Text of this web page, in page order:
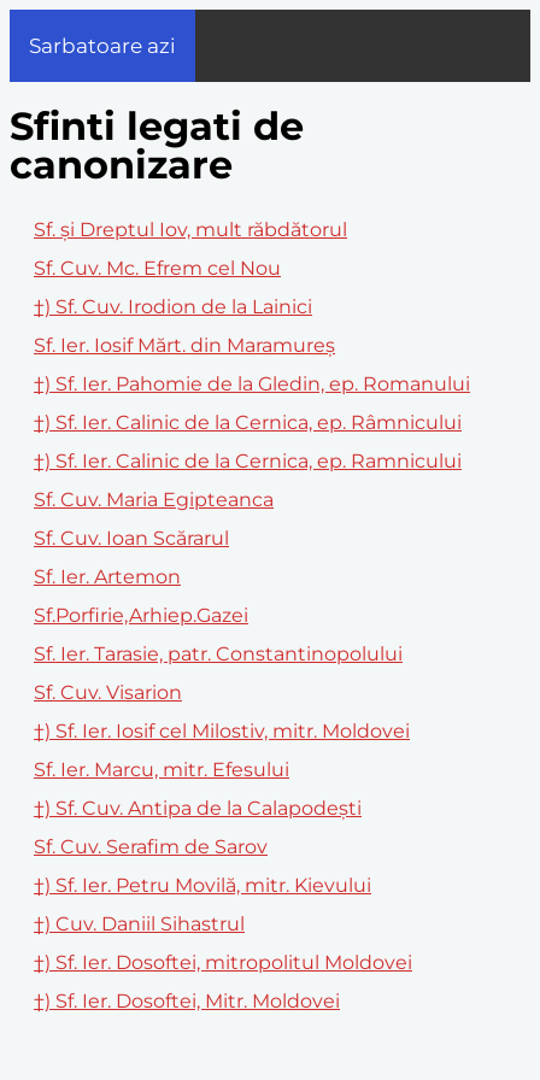
Sarbatoare azi
Sfinti legati de
canonizare
Sf. și Dreptul Iov, mult răbdătorul
Sf. Cuv. Mc. Efrem cel Nou
†) Sf. Cuv. Irodion de la Lainici
Sf. Ier. Iosif Mărt. din Maramureș
†) Sf. Ier. Pahomie de la Gledin, ep. Romanului
†) Sf. Ier. Calinic de la Cernica, ep. Râmnicului
†) Sf. Ier. Calinic de la Cernica, ep. Ramnicului
Sf. Cuv. Maria Egipteanca
Sf. Cuv. Ioan Scărarul
Sf. Ier. Artemon
Sf.Porfirie,Arhiep.Gazei
Sf. Ier. Tarasie, patr. Constantinopolului
Sf. Cuv. Visarion
†) Sf. Ier. Iosif cel Milostiv, mitr. Moldovei
Sf. Ier. Marcu, mitr. Efesului
†) Sf. Cuv. Antipa de la Calapodești
Sf. Cuv. Serafim de Sarov
†) Sf. Ier. Petru Movilă, mitr. Kievului
†) Cuv. Daniil Sihastrul
†) Sf. Ier. Dosoftei, mitropolitul Moldovei
†) Sf. Ier. Dosoftei, Mitr. Moldovei